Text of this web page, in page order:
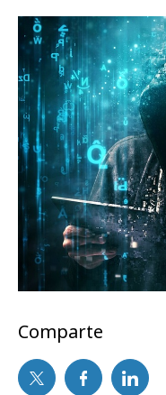
Comparte